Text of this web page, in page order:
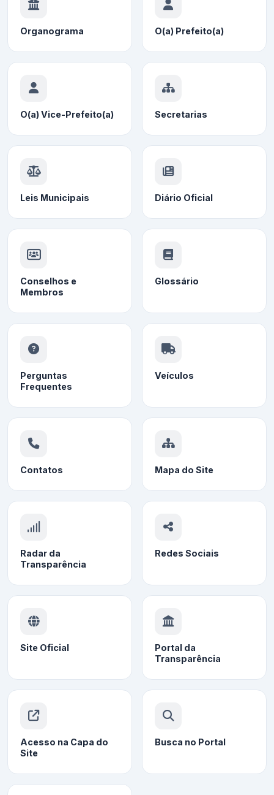
Organograma O(a) Prefeito(a)
O(a) Vice-Prefeito(a) Secretarias
Leis Municipais Diário Oficial
Conselhos e
Membros
Glossário
Perguntas
Frequentes
Veículos
Contatos Mapa do Site
Radar da
Transparência
Redes Sociais
Site Oficial
Portal da
Transparência
Acesso na Capa do
Site
Busca no Portal